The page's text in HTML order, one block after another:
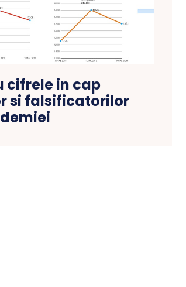
cifrele in cap
si falsificatorilor